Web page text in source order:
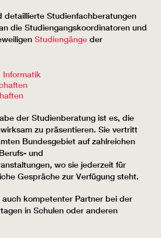
detaillierte Studienfachberatungen
die Studiengangskoordinatoren und
Studiengänge der
Informatik
der Studienberatung ist es, die
zu präsentieren. Sie vertritt
Bundesgebiet auf zahlreichen
und
wo sie jederzeit für
Gespräche zur Verfügung steht.
kompetenter Partner bei der
in Schulen oder anderen